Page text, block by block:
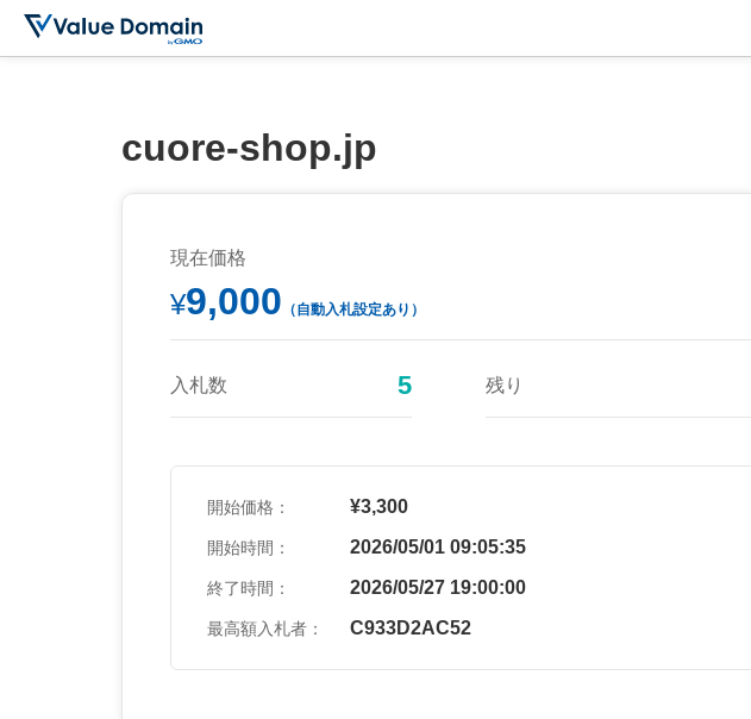
cuore-shop.jp
現在価格
¥9,000 （自動入札設定あり）
入札数 5 残り
開始価格： ¥3,300
開始時間： 2026/05/01 09:05:35
終了時間： 2026/05/27 19:00:00
最高額入札者： C933D2AC52